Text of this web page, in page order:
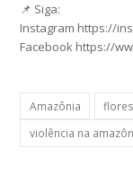
📌 Siga:
Instagram https://
Facebook https://
Amazônia
violência na